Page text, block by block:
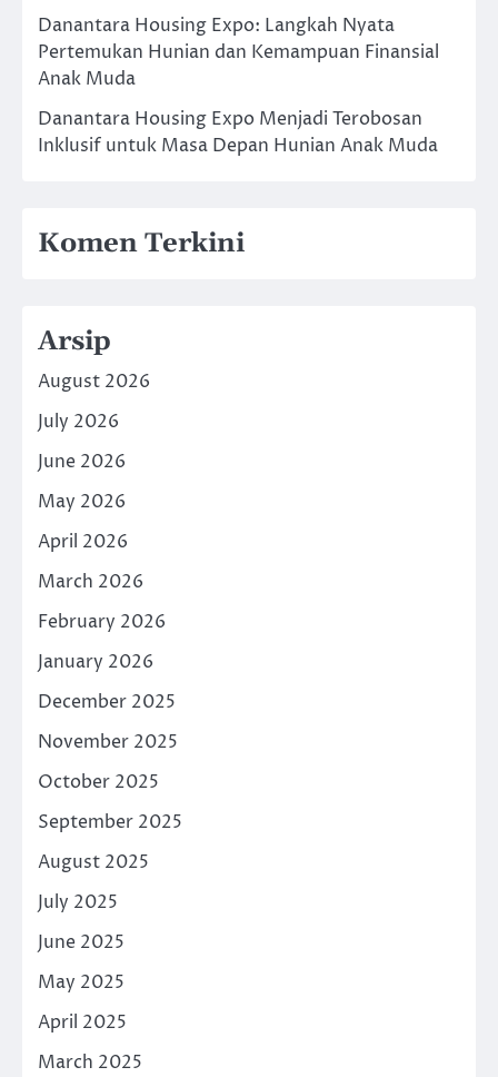
Danantara Housing Expo: Langkah Nyata
Pertemukan Hunian dan Kemampuan Finansial
Anak Muda
Danantara Housing Expo Menjadi Terobosan
Inklusif untuk Masa Depan Hunian Anak Muda
Komen Terkini
Arsip
August 2026
July 2026
June 2026
May 2026
April 2026
March 2026
February 2026
January 2026
December 2025
November 2025
October 2025
September 2025
August 2025
July 2025
June 2025
May 2025
April 2025
March 2025